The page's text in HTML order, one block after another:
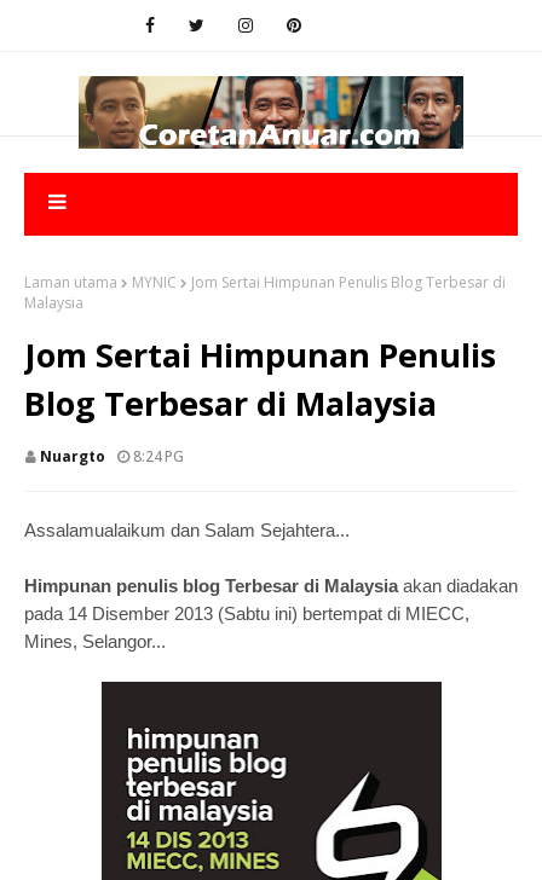
Laman utama MYNIC
Jom Sertai Himpunan Penulis Blog Terbesar di
Malaysia
Jom Sertai Himpunan Penulis
Blog Terbesar di Malaysia
Nuargto 8:24 PG
Assalamualaikum dan Salam Sejahtera...
Himpunan penulis blog Terbesar di Malaysiaakan diadakan
pada 14 Disember 2013 (Sabtu ini) bertempat di MIECC,
Mines, Selangor...